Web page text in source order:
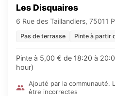
Les Disquaires
6 Rue des Taillandiers, 75011
Pas de terrasse Pinte à partir
Pinte à 5,00 € de 18:20 à
hour)
Ajouté par la communauté.
être incorrectes